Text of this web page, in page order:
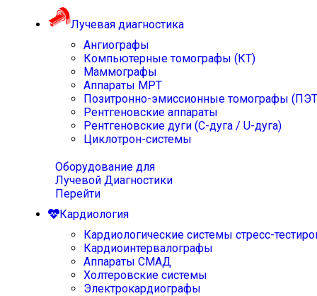
Лучевая диагностика
Ангиографы
Компьютерные томографы (КТ)
Маммографы
Аппараты МРТ
Позитронно-эмиссионные томографы
Рентгеновские аппараты
Рентгеновские дуги (С-дуга / U-дуга)
Циклотрон-системы
Оборудование для
Лучевой Диагностики
Перейти
Кардиология
Кардиологические системы стресс-
Кардиоинтервалографы
Аппараты СМАД
Холтеровские системы
Электрокардиографы